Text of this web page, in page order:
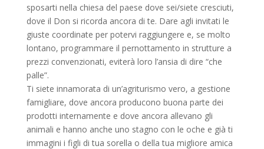
sposarti nella chiesa del paese dove sei/siete cresciuti,
dove il Don si ricorda ancora di te. Dare agli invitati le
giuste coordinate per potervi raggiungere e, se molto
lontano, programmare il pernottamento in strutture a
prezzi convenzionati, eviterà loro l’ansia di dire “che
palle”.
Ti siete innamorata di un’agriturismo vero, a gestione
famigliare, dove ancora producono buona parte dei
prodotti internamente e dove ancora allevano gli
animali e hanno anche uno stagno con le oche e già ti
immagini i figli di tua sorella o della tua migliore amica